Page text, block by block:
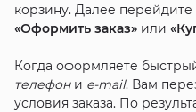
корзину. Далее перейдите
«Оформить заказ»или
Когда оформляете
телефони e-mail. Вам
условия заказа. По